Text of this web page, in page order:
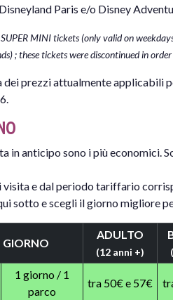
Paris e/o Disney
MINI tickets (only valid on
; these tickets were discontinued in
prezzi attualmente applicabili
in anticipo sono i più economici.
visita e dal periodo tariffario
sotto e scegli il giorno migliore
GIORNO
ADULTO
(12 anni +)
1 giorno / 1
parco
tra 50€ e 57€